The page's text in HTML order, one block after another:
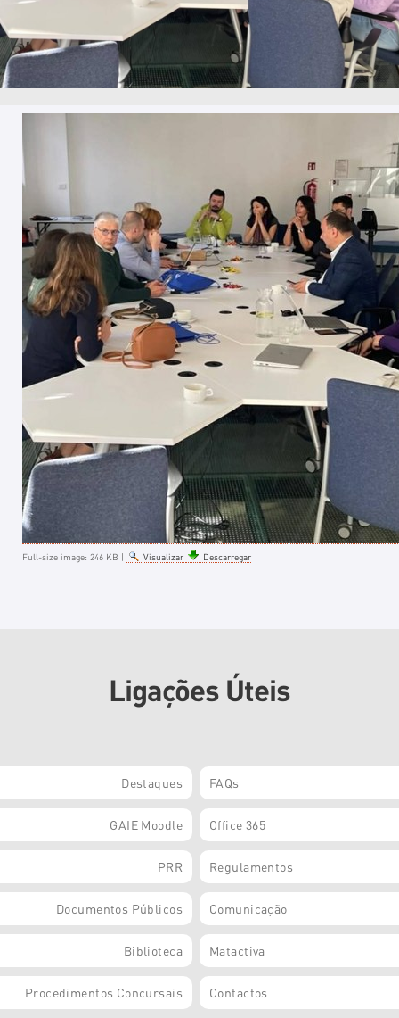
Full-size image: 246 KB | Visualizar Descarregar
Ligações Úteis
Destaques FAQs
GAIE Moodle Office 365
PRR Regulamentos
Documentos Públicos Comunicação
Biblioteca Matactiva
Procedimentos Concursais Contactos